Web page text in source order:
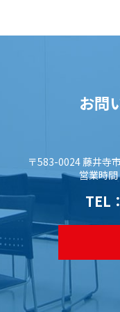
お問
〒583-0024 藤井寺
営業時
TEL：